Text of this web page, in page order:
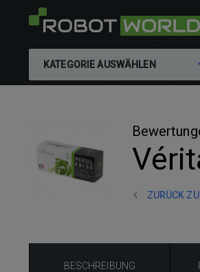
KATEGORIE AUSWÄHLEN
ZURÜCK
BESCHREIBUNG